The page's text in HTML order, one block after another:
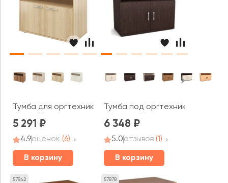
Тумба для оргтехники 900х446х670 Канцлер
5 291
4.9оценок (6)
В корзину
Тумба под оргтехнику
6 348
5.0отзывов (1)
В корзину
57842 57878